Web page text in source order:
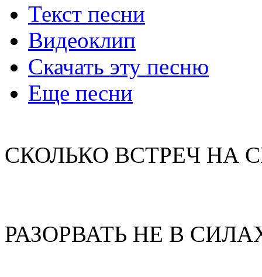
Текст песни
Видеоклип
Скачать эту песню
Еще песни
СКОЛЬКО ВСТРЕЧ НА
РАЗОРВАТЬ НЕ В